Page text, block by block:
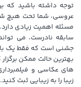
توجه داشته باشید که
عروسی، شما تحت هیچ
مسئله اهمیت زیادی
سابقه نادرست، می
جشنی است که فقط یک بار
بهترین حالت ممکن
های عکاسی و
زیبا را به زیبایی ثبت کنید.